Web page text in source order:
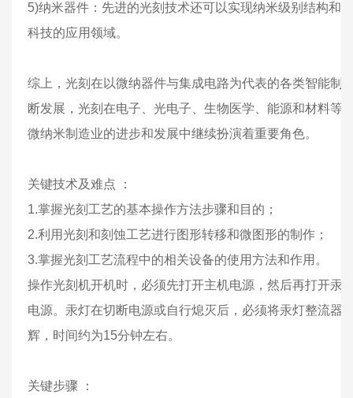
5)纳米器件：先进的光刻技术还可以实现纳米级别结构和
科技的应用领域。
综上，光刻在以微纳器件与集成电路为代表的各类智能制
断发展，光刻在电子、光电子、生物医学、能源和材料等
微纳米制造业的进步和发展中继续扮演着重要角色。
关键技术及难点 ：
1.掌握光刻工艺的基本操作方法步骤和目的；
2.利用光刻和刻蚀工艺进行图形转移和微图形的制作；
3.掌握光刻工艺流程中的相关设备的使用方法和作用。
操作光刻机开机时，必须先打开主机电源，然后再打开汞
电源。汞灯在切断电源或自行熄灭后，必须将汞灯整流器
辉，时间约为15分钟左右。
关键步骤 ：